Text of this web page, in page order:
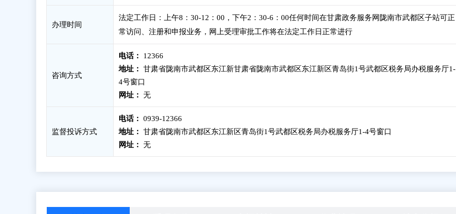
办理时间
法定工作日：上午8：30-12：00，下午2：30-6：00任何时间在甘肃政务服务网陇南市武都区子站可正
常访问、注册和申报业务，网上受理审批工作将在法定工作日正常进行
咨询方式
电话：
12366
地址：
甘肃省陇南市武都区东江新甘肃省陇南市武都区东江新区青岛街1号武都区税务局办税服务厅1-
4号窗口
网址：
无
监督投诉方式
电话：
0939-12366
地址：
甘肃省陇南市武都区东江新区青岛街1号武都区税务局办税服务厅1-4号窗口
网址：
无